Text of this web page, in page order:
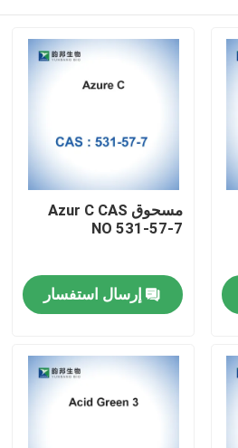
مسحوق Azur C CAS
NO 531-57-7
إرسال استفسار